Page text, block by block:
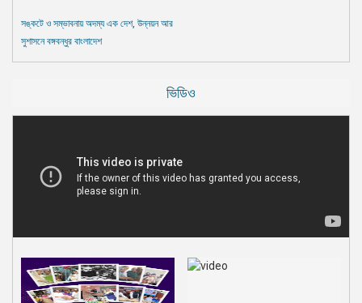
সঙ্কটে ও সম্ভাবনায় অদম্য এক দেশ, উন্নয়ন আর
সুশাসনে বঙ্গবন্ধুর বাংলাদেশ
ভিডিও